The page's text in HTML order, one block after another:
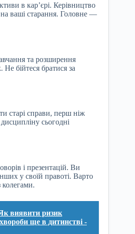
в кар’єрі. Керівництво
ваші старання. Головне —
та розширення
бійтеся братися за
старі справи, перш ніж
сьогодні
і презентацій. Ви
у своїй правоті. Варто
колегами.
виявити ризик
ще в дитинстві -